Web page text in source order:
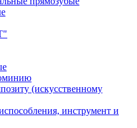
(искусственному
инструмент и